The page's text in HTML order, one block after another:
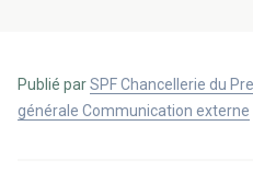
Publié parSPF Chancellerie du
générale Communication externe